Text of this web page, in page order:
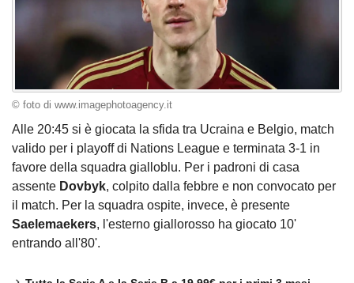
© foto di www.imagephotoagency.it
Alle 20:45 si è giocata la sfida tra Ucraina e Belgio, match
valido per i playoff di Nations League e terminata 3-1 in
favore della squadra gialloblu. Per i padroni di casa
assente Dovbyk, colpito dalla febbre e non convocato per
il match. Per la squadra ospite, invece, è presente
Saelemaekers, l'esterno giallorosso ha giocato 10'
entrando all'80'.